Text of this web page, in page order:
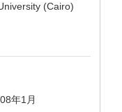
(Cairo)
年1月